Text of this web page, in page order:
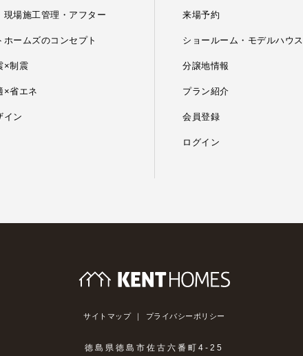
現場施工管理・アフター
ホームズのコンセプト
×制震
×省エネ
イン
来場予約
ショールーム・モデルハウス
分譲地情報
プラン紹介
会員登録
ログイン
サイトマップ プライバシーポリシー
徳島県徳島市佐古六番町4-25